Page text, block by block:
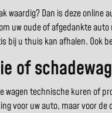
waardig? Dan is deze
uw oude of afgedankte
bij u thuis kan afhalen. Ook
of
wagen technische kuren of
voor uw auto, maar voor